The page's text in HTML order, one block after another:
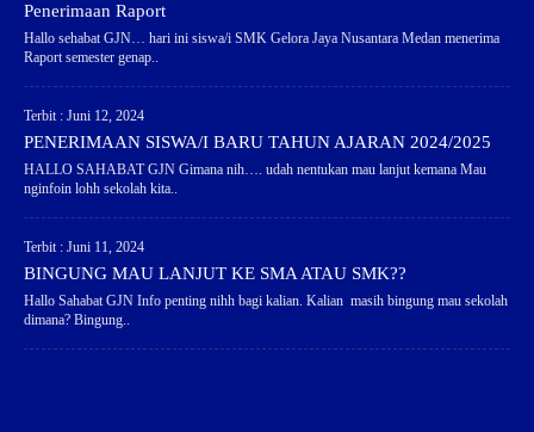
Penerimaan Raport
Hallo sehabat GJN… hari ini siswa/i SMK Gelora Jaya Nusantara Medan menerima
Raport semester genap..
Terbit : Juni 12, 2024
PENERIMAAN SISWA/I BARU TAHUN AJARAN 2024/2025
HALLO SAHABAT GJN Gimana nih…. udah nentukan mau lanjut kemana Mau
nginfoin lohh sekolah kita..
Terbit : Juni 11, 2024
BINGUNG MAU LANJUT KE SMA ATAU SMK??
Hallo Sahabat GJN Info penting nihh bagi kalian. Kalian masih bingung mau sekolah
dimana? Bingung..